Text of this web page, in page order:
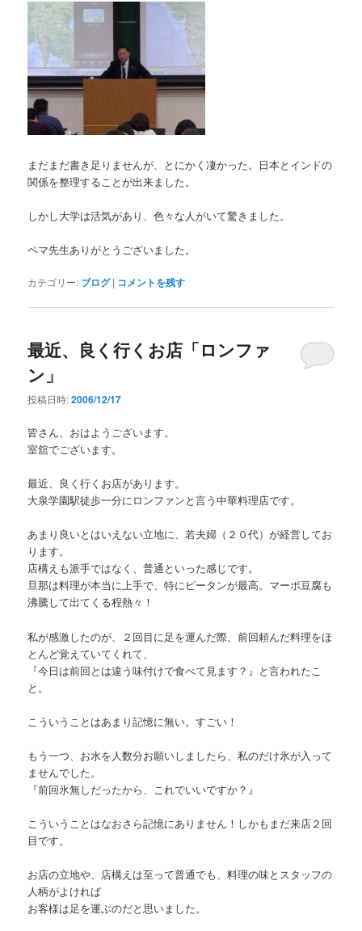
まだまだ書き足りませんが、とにかく凄かった。日本とインドの
関係を整理することが出来ました。
しかし大学は活気があり、色々な人がいて驚きました。
ペマ先生ありがとうございました。
カテゴリー: ブログ | コメントを残す
最近、良く行くお店「ロンファ
ン」
投稿日時:2006/12/17
皆さん、おはようございます。
室舘でございます。
最近、良く行くお店があります。
大泉学園駅徒歩一分にロンファンと言う中華料理店です。
あまり良いとはいえない立地に、若夫婦（２０代）が経営してお
ります。
店構えも派手ではなく、普通といった感じです。
旦那は料理が本当に上手で、特にピータンが最高。マーボ豆腐も
沸騰して出てくる程熱々！
私が感激したのが、２回目に足を運んだ際、前回頼んだ料理をほ
とんど覚えていてくれて、
『今日は前回とは違う味付けで食べて見ます？』と言われたこ
と。
こういうことはあまり記憶に無い。すごい！
もう一つ、お水を人数分お願いしましたら、私のだけ氷が入って
ませんでした。
『前回氷無しだったから、これでいいですか？』
こういうことはなおさら記憶にありません！しかもまだ来店２回
目です。
お店の立地や、店構えは至って普通でも、料理の味とスタッフの
人柄がよければ
お客様は足を運ぶのだと思いました。